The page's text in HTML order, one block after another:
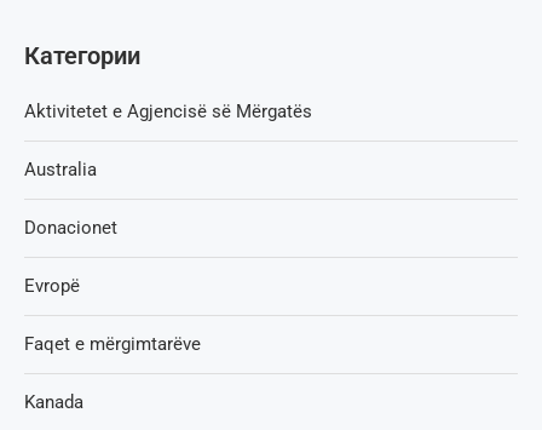
Категории
Aktivitetet e Agjencisë së Мërgatës
Australia
Donacionet
Evropë
Faqet e mërgimtarëve
Kanada